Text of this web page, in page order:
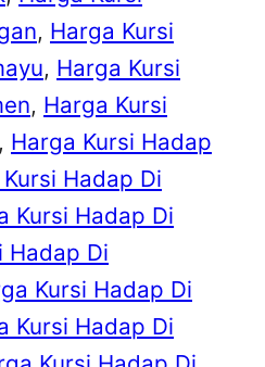
, Harga Kursi
, Harga Kursi
, Harga Kursi
, Harga Kursi Hadap
Hadap Di
Kursi Hadap Di
Hadap Di
Kursi Hadap Di
Kursi Hadap Di